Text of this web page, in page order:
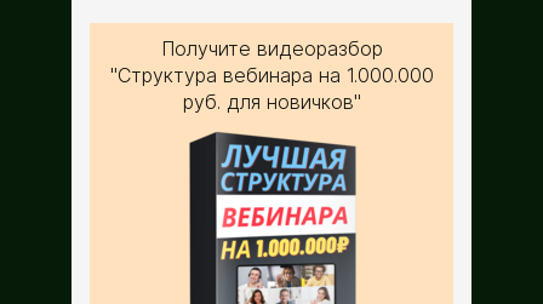
Получите видеоразбор
"Структура вебинара на 1.000.000
руб. для новичков"